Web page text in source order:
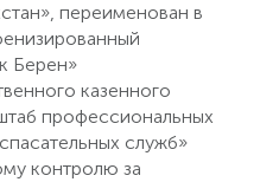
переименован в
Берен»
казенного
профессиональных
служб»
контролю за